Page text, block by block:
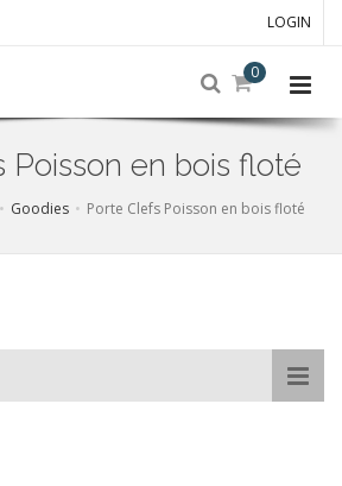
LOGIN
0
Poisson en bois floté
Goodies Porte Clefs Poisson en bois floté